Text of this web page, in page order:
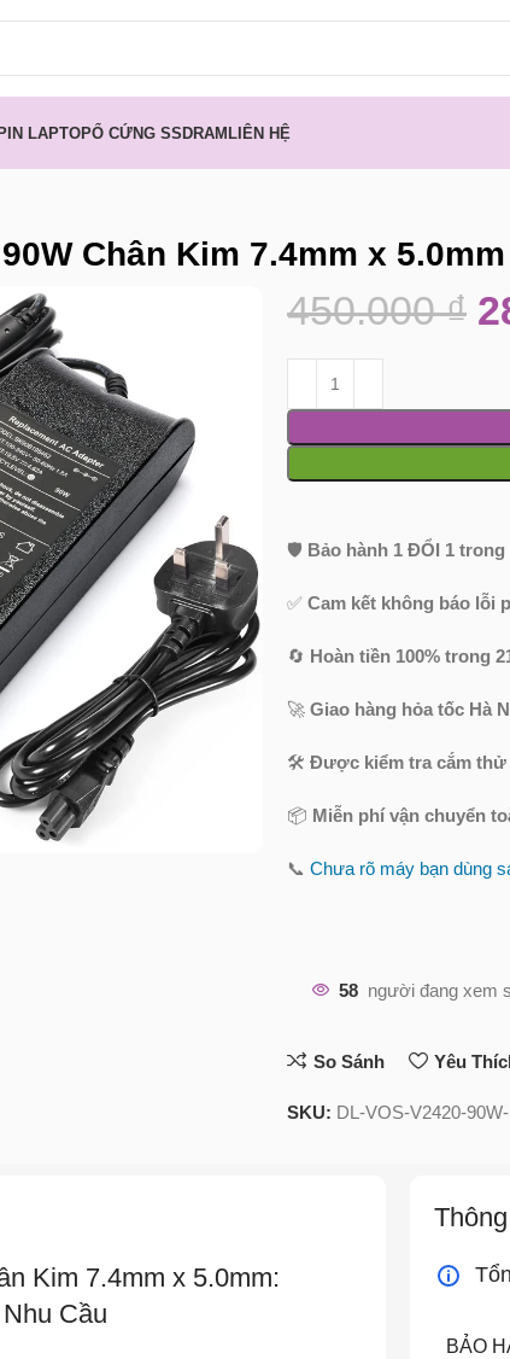
LAPTOPỔ CỨNG SSDRAMLIÊN HỆ
Chân Kim 7.4mm x 5.0mm
450.000₫
🛡️ Bảo hành 1 ĐỔI 1 trong
✅ Cam kết không báo lỗi
🔄 Hoàn tiền 100% trong
🚀 Giao hàng hỏa tốc Hà
🛠️ Được kiểm tra cắm thử
📦 Miễn phí vận chuyển
📞 Chưa rõ máy bạn dùng
58 người đang xem
So Sánh Yêu
SKU: DL-VOS-V2420-
Kim 7.4mm x 5.0mm:
Cầu
BẢO